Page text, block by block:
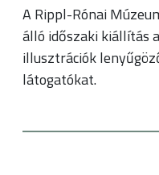
A Rippl-Rónai
álló időszaki kiállítás
illusztrációk
látogatókat.